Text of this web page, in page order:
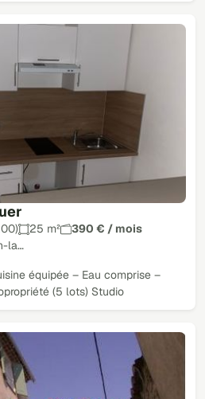
25 m²
390 € / mois
la…
équipée – Eau comprise –
(5 lots) Studio